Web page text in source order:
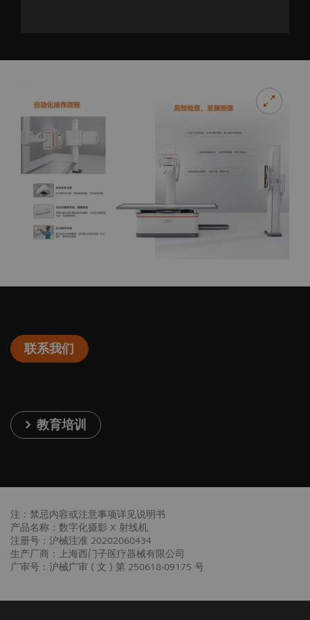
联系我们
教育培训
注：禁忌内容或注意事项详见说明书
产品名称：数字化摄影 X 射线机
注册号：沪械注准 20202060434
生产厂商：上海西门子医疗器械有限公司
广审号：沪械广审 ( 文 ) 第 250618-09175 号